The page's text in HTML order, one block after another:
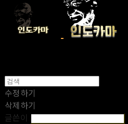
수정하기
삭제하기
글쓴이